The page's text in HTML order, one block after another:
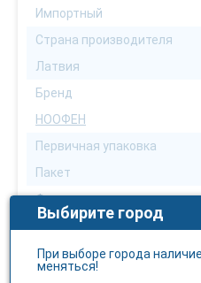
Импортный
Страна производителя
Латвия
Бренд
НООФЕН
Первичная упаковка
Пакет
Форма выпуска
Порошок
Количество в упаковке
Выбирите город
При выборе города
меняться!